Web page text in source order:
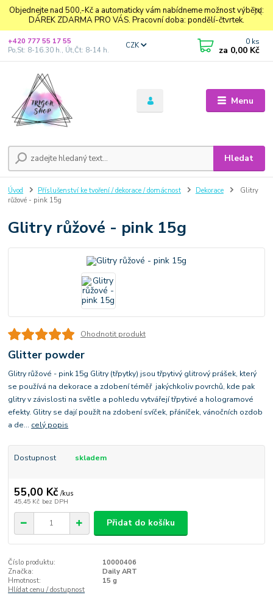
Objednejte nad 500,-Kč a automaticky vám nabídneme možnost výběru:
DÁREK ZDARMA PRO VÁS. Pracovní doba: pondělí-čtvrtek.
Menu
CZK
Hledat
+420 777 55 17 55
Po,St: 8-16.30 h., Út,Čt: 8-14 h.
0 ks
za 0,00 Kč
Úvod Příslušenství ke tvoření / dekorace / domácnost Dekorace
Glitry
růžové - pink 15g
Glitry růžové - pink 15g
Ohodnotit produkt
Glitter powder
Glitry růžové - pink 15g Glitry (třpytky) jsou třpytivý glitrový prášek, který
se používá na dekorace a zdobení téměř jakýchkoliv povrchů, kde pak
glitry v závislosti na světle a pohledu vytvářejí třpytivé a hologramové
efekty. Glitry se dají použít na zdobení svíček, přáníček, vánočních ozdob
a de... celý popis
Dostupnost skladem
55,00 Kč /kus
45,45 Kč bez DPH
Přidat do košíku
Číslo produktu:
10000406
Značka:
Daily ART
Hmotnost:
15 g
Hlídat cenu / dostupnost